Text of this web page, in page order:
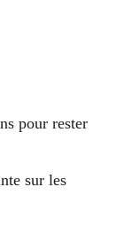
pour rester
sur les